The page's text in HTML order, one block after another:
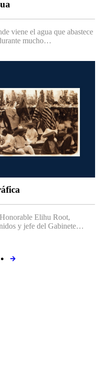
viene el agua que abastece
mucho…
Elihu Root,
y jefe del Gabinete…